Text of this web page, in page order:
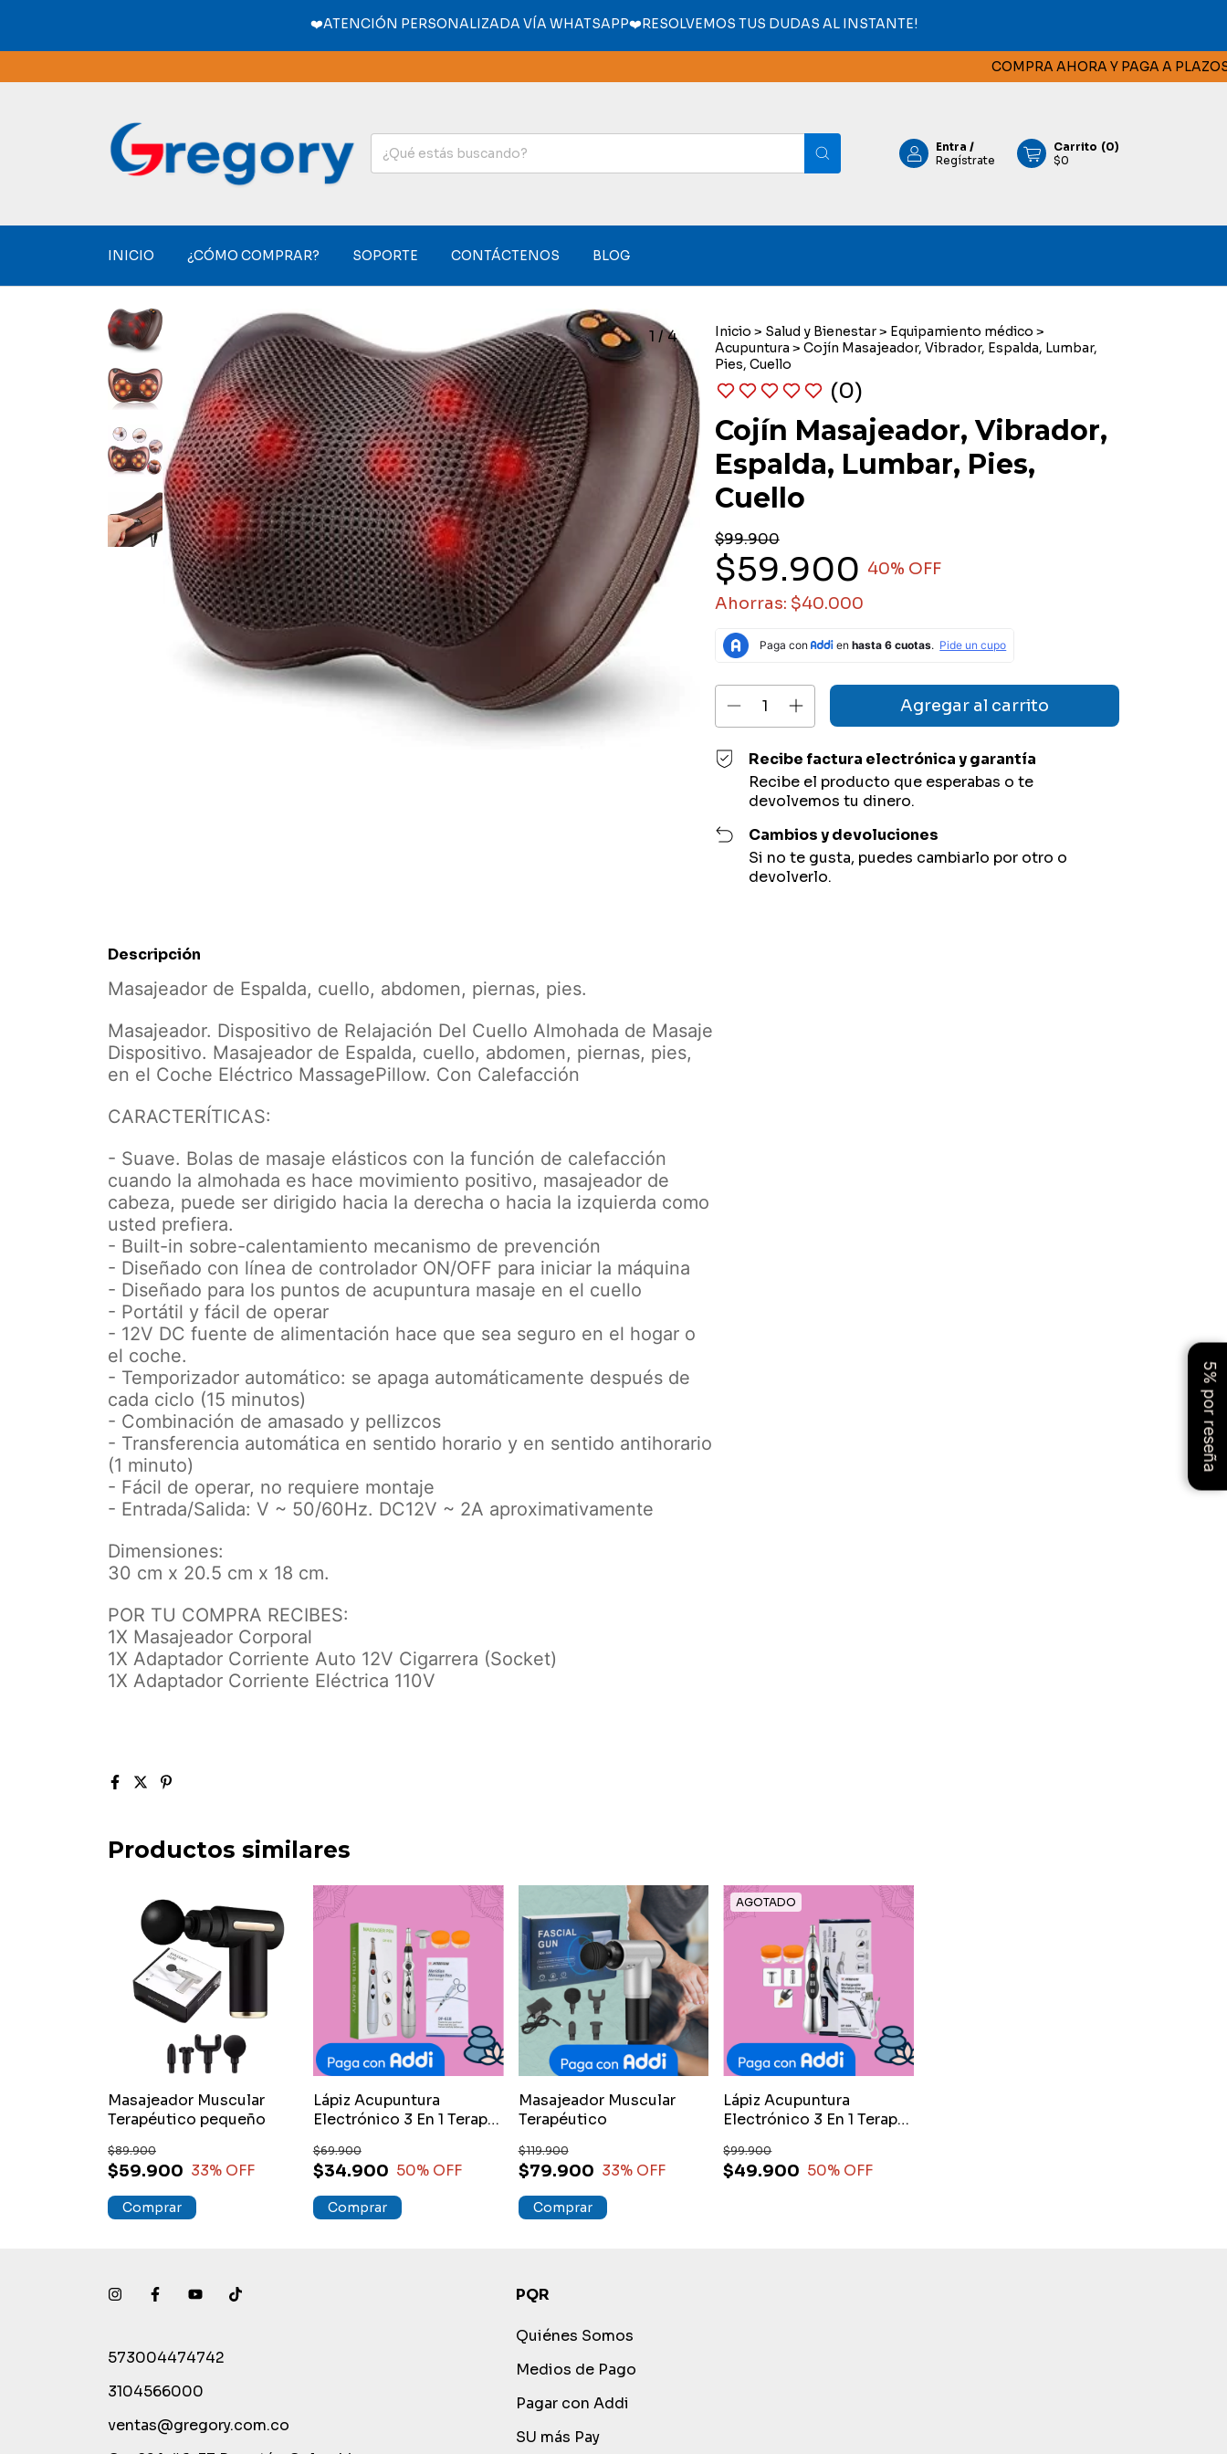
❤️ATENCIÓN PERSONALIZADA VÍA WHATSAPP❤️RESOLVEMOS TUS DUDAS AL INSTANTE!
COMPRA AHORA Y PAGA A PLAZOS
Entra /
Regístrate
Carrito (0)
$0
INICIO ¿CÓMO COMPRAR? SOPORTE CONTÁCTENOS BLOG
1 /4 Inicio > Salud y Bienestar> Equipamiento médico >
Acupuntura > Cojín Masajeador, Vibrador, Espalda, Lumbar,
Pies, Cuello
(0)
Cojín Masajeador, Vibrador,
Espalda, Lumbar, Pies,
Cuello
$99.900
$59.900 40% OFF
Ahorras: $40.000
Recibe factura electrónica y garantía
Recibe el producto que esperabas o te
devolvemos tu dinero.
Cambios y devoluciones
Si no te gusta, puedes cambiarlo por otro o
devolverlo.
Descripción
Masajeador de Espalda, cuello, abdomen, piernas, pies.
Masajeador. Dispositivo de Relajación Del Cuello Almohada de Masaje
Dispositivo. Masajeador de Espalda, cuello, abdomen, piernas, pies,
en el Coche Eléctrico MassagePillow. Con Calefacción
CARACTERÍTICAS:
- Suave. Bolas de masaje elásticos con la función de calefacción
cuando la almohada es hace movimiento positivo, masajeador de
cabeza, puede ser dirigido hacia la derecha o hacia la izquierda como
usted prefiera.
- Built-in sobre-calentamiento mecanismo de prevención
- Diseñado con línea de controlador ON/OFF para iniciar la máquina
- Diseñado para los puntos de acupuntura masaje en el cuello
- Portátil y fácil de operar
- 12V DC fuente de alimentación hace que sea seguro en el hogar o
el coche.
- Temporizador automático: se apaga automáticamente después de
cada ciclo (15 minutos)
- Combinación de amasado y pellizcos
- Transferencia automática en sentido horario y en sentido antihorario
(1 minuto)
- Fácil de operar, no requiere montaje
- Entrada/Salida: V ~ 50/60Hz. DC12V ~ 2A aproximativamente
Dimensiones:
30 cm x 20.5 cm x 18 cm.
POR TU COMPRA RECIBES:
1X Masajeador Corporal
1X Adaptador Corriente Auto 12V Cigarrera (Socket)
1X Adaptador Corriente Eléctrica 110V
Productos similares
Masajeador Muscular
Terapéutico pequeño
$59.900
$89.900
33% OFF
Lápiz Acupuntura
Electrónico 3 En 1 Terapia
$34.900
$69.900
50% OFF
Masajeador Muscular
Terapéutico
$79.900
$119.900
33% OFF
AGOTADO
Lápiz Acupuntura
Electrónico 3 En 1 Terapia
$49.900
$99.900
50% OFF
573004474742
3104566000
ventas@gregory.com.co
PQR
Quiénes Somos
Medios de Pago
Pagar con Addi
SU más Pay
5% por reseña